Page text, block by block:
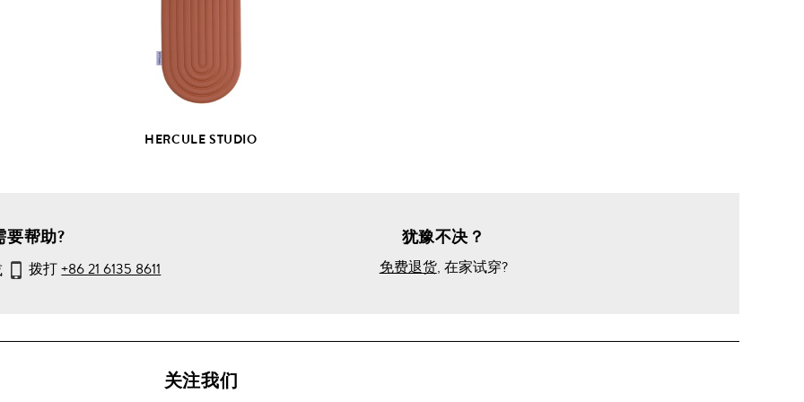
HERCULE STUDIO
详
情
要帮助?
拨打+86 21 6135 8611
犹豫不决？
免费退货, 在家试穿?
关注我们